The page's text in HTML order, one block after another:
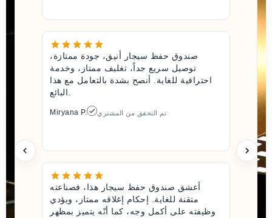
صندوق حفظ سيجار أنيق، جودة ممتازة،
توصيل سريع جداً، تغليف ممتاز، وخدمة
احترافية للغاية. أنصح بشدة بالتعامل مع هذا
البائع.
Miryana P. تم التحقق من المشتري
أعشق صندوق حفظ سيجار هذا، فصناعته
متقنة للغاية. إحكام إغلاقه ممتاز، ويؤدي
وظيفته على أكمل وجه، كما أنّه يتميز بمظهر